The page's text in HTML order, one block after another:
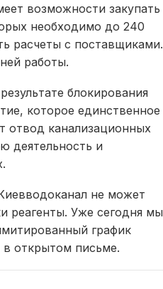
возможности закупать
необходимо до 240
расчеты с поставщиками.
работы.
блокирования
которое единственное
отвод канализационных
деятельность и
не может
реагенты. Уже сегодня мы
график
в открытом письме.